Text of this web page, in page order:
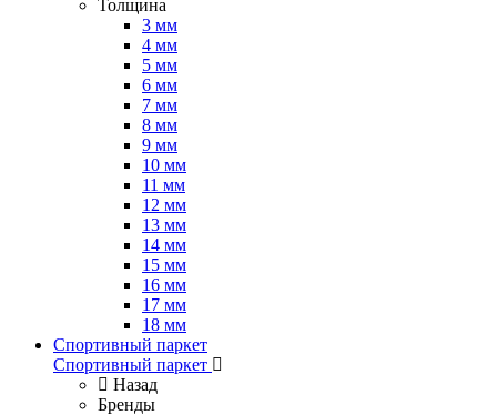
Толщина
3 мм
4 мм
5 мм
6 мм
7 мм
8 мм
9 мм
10 мм
11 мм
12 мм
13 мм
14 мм
15 мм
16 мм
17 мм
18 мм
Спортивный паркет
Спортивный паркет
Назад
Бренды